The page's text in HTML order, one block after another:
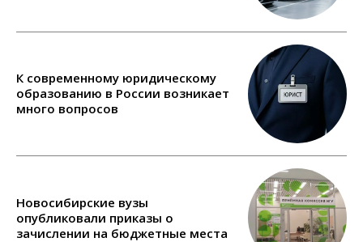
К современному юридическому
образованию в России возникает
много вопросов
Новосибирские вузы
опубликовали приказы о
зачислении на бюджетные места